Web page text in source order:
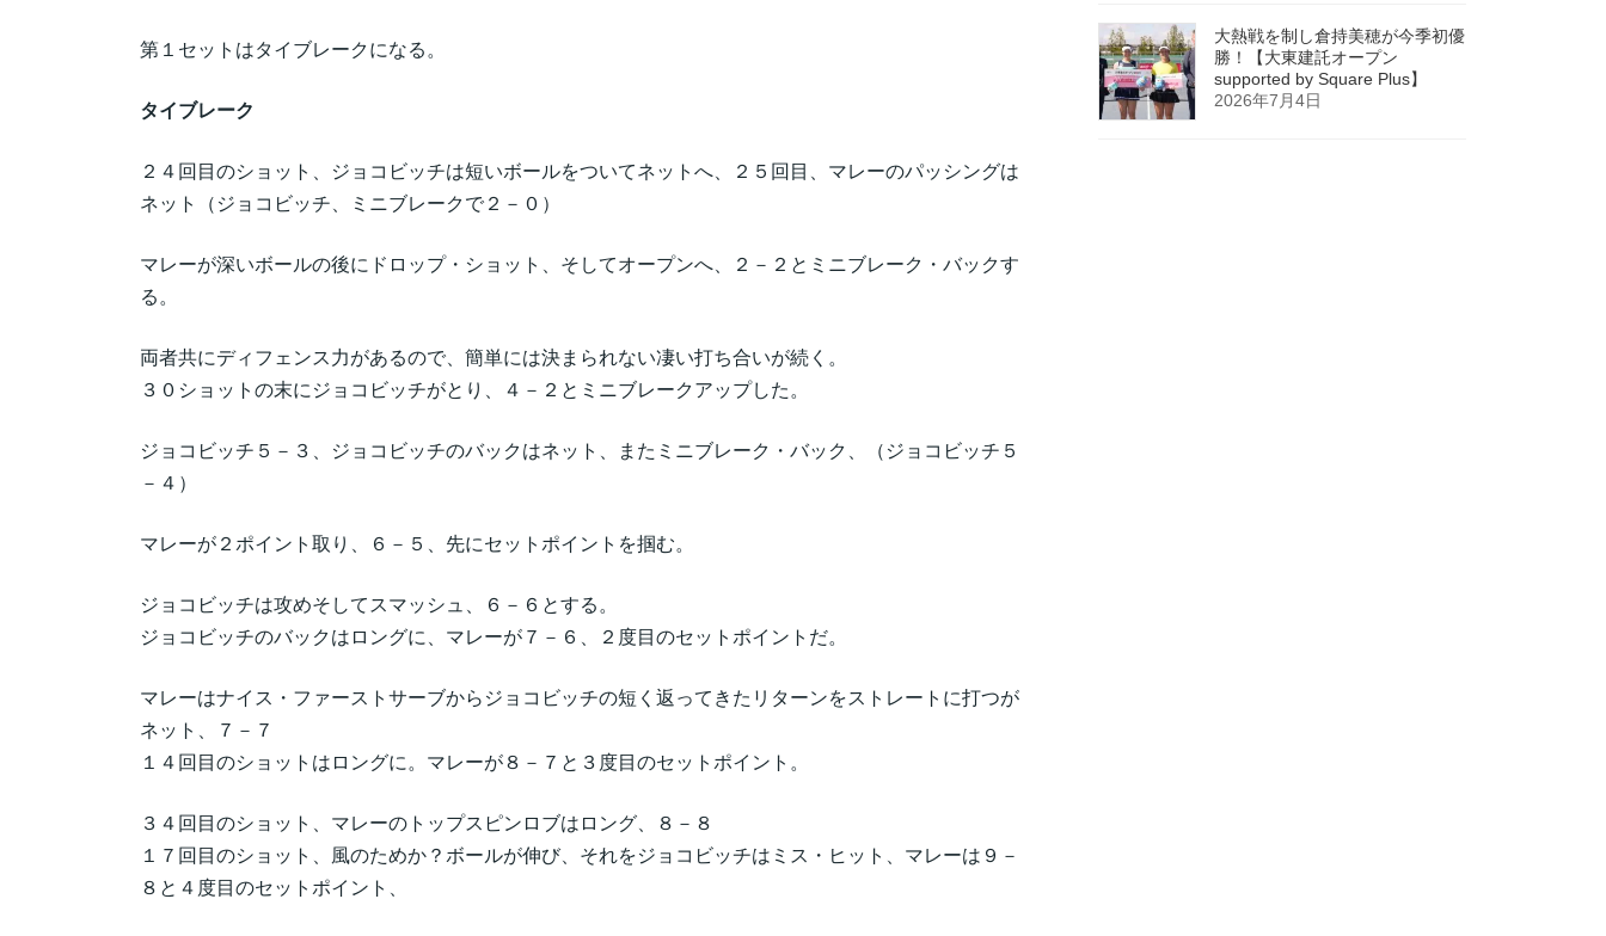
第１セットはタイブレークになる。
タイブレーク
２４回目のショット、ジョコビッチは短いボールをついてネットへ、２５回目、マレーのパッシングは
ネット（ジョコビッチ、ミニブレークで２－０）
マレーが深いボールの後にドロップ・ショット、そしてオープンへ、２－２とミニブレーク・バックす
る。
両者共にディフェンス力があるので、簡単には決まられない凄い打ち合いが続く。
３０ショットの末にジョコビッチがとり、４－２とミニブレークアップした。
ジョコビッチ５－３、ジョコビッチのバックはネット、またミニブレーク・バック、（ジョコビッチ５
－４）
マレーが２ポイント取り、６－５、先にセットポイントを掴む。
ジョコビッチは攻めそしてスマッシュ、６－６とする。
ジョコビッチのバックはロングに、マレーが７－６、２度目のセットポイントだ。
マレーはナイス・ファーストサーブからジョコビッチの短く返ってきたリターンをストレートに打つが
ネット、７－７
１４回目のショットはロングに。マレーが８－７と３度目のセットポイント。
３４回目のショット、マレーのトップスピンロブはロング、８－８
１７回目のショット、風のためか？ボールが伸び、それをジョコビッチはミス・ヒット、マレーは９－
８と４度目のセットポイント、
大熱戦を制し倉持美穂が今季初優
勝！【大東建託オープン
supported by Square Plus】
2026年7月4日